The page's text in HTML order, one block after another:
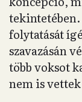
folytatását
szavazásán
több voksot
nem is